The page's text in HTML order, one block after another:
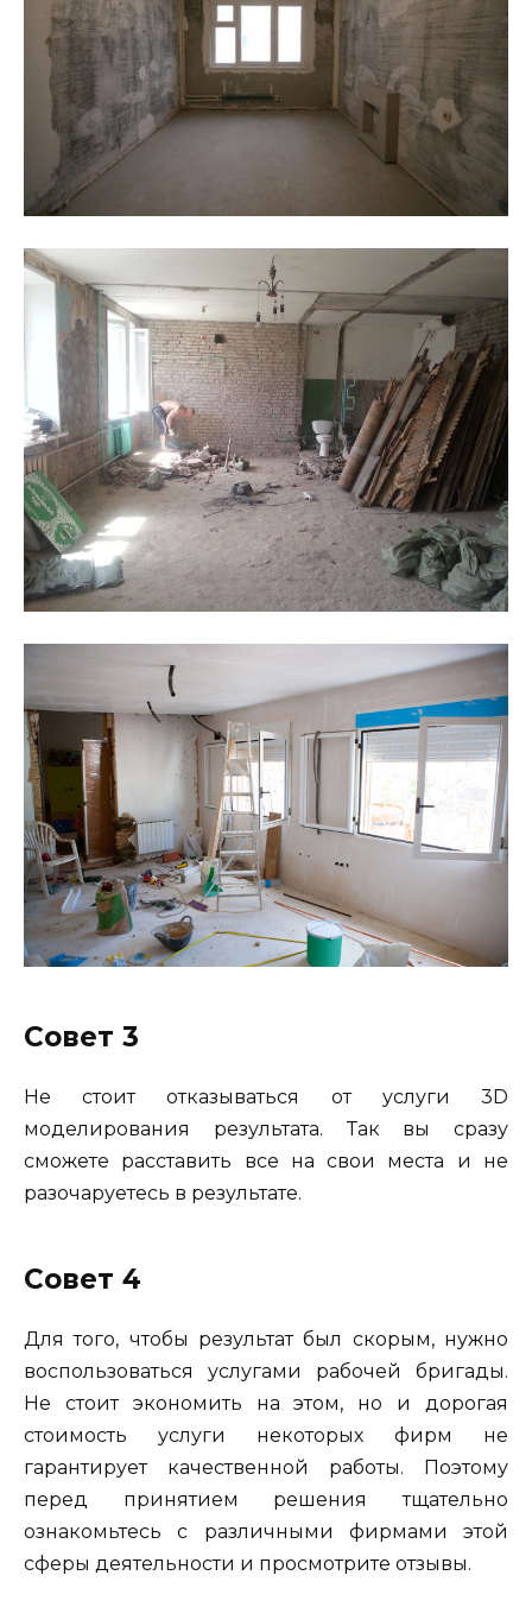
Совет 3
Не стоит отказываться от услуги 3D
моделирования результата. Так вы сразу
сможете расставить все на свои места и не
разочаруетесь в результате.
Совет 4
Для того, чтобы результат был скорым, нужно
воспользоваться услугами рабочей бригады.
Не стоит экономить на этом, но и дорогая
стоимость услуги некоторых фирм не
гарантирует качественной работы. Поэтому
перед принятием решения тщательно
ознакомьтесь с различными фирмами этой
сферы деятельности и просмотрите отзывы.